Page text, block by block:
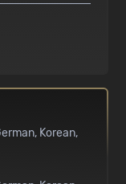
Korean